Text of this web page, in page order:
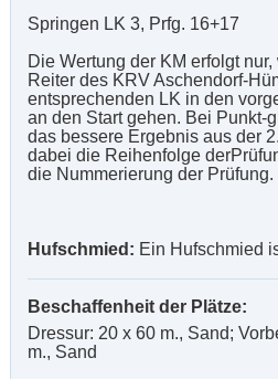
Springen LK 3, Prfg. 16+17
Die Wertung der KM erfolgt
Reiter des KRV Aschendorf-
entsprechenden LK in den
an den Start gehen. Bei Punkt-
das bessere Ergebnis aus der
dabei die Reihenfolge
die Nummerierung der Prüfung.
Hufschmied: Ein Hufschmied
Beschaffenheit der Plätze:
Dressur: 20 x 60 m., Sand;
m., Sand